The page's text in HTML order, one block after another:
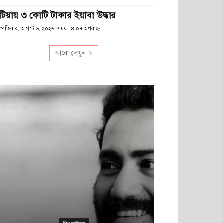
৩ কোটি টাকার ইয়াবা উদ্ধার
আগস্ট ৬, ২০২৬; সময় : ৪:০৭ অপরাহ্ণ
আরো দেখুন